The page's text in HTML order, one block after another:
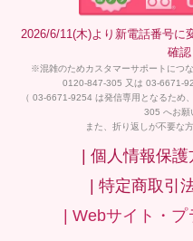
2026/6/11(木)より新電話番号に
確
※混雑のためカスタマーサポートにつ
0120-847-305 又は 03-6671-
（ 03-6671-9254 は発信専用となるため
305 へお願
また、折り返しが不要な
| 個人情報保護
| 特定商取引
| Webサイト・